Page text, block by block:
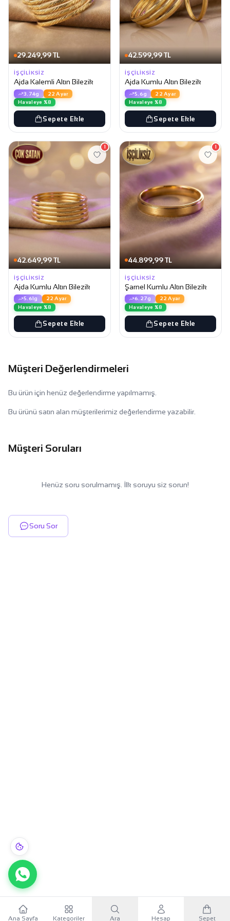
29.249,99 TL
İŞÇILIKSIZ
Ajda Kalemli Altın Bilezik
3.74g
22 Ayar
Havaleye %8
Sepete Ekle
42.599,99 TL
İŞÇILIKSIZ
Ajda Kumlu Altın Bilezik
5.6g
22 Ayar
Havaleye %8
Sepete Ekle
42.649,99 TL
1
İŞÇILIKSIZ
Ajda Kumlu Altın Bilezik
5.61g
22 Ayar
Havaleye %8
Sepete Ekle
44.899,99 TL
1
İŞÇILIKSIZ
Şarnel Kumlu Altın Bilezik
6.27g
22 Ayar
Havaleye %8
Sepete Ekle
Müşteri Değerlendirmeleri
Bu ürün için henüz değerlendirme yapılmamış.
Bu ürünü satın alan müşterilerimiz değerlendirme yazabilir.
Müşteri Soruları
Henüz soru sorulmamış. İlk soruyu siz sorun!
Soru Sor
Ana Sayfa Kategoriler Ara Hesap Sepet